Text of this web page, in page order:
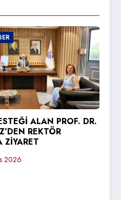
GAÜN HABER
GAÜN TEKNİK